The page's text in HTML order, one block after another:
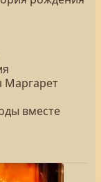
Маргарет
вместе